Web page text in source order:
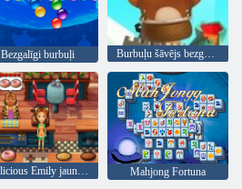
Bezgalīgi burbuļi Burbuļu šāvējs bezgalīgs
Delicious Emily jauns sākums
Mahjong Fortuna